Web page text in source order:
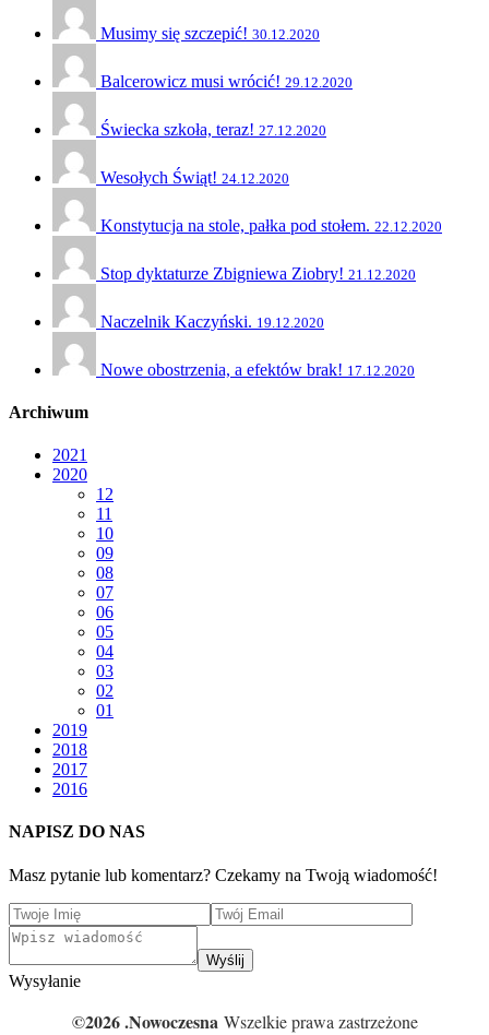
Musimy się szczepić! 30.12.2020
Balcerowicz musi wrócić! 29.12.2020
Świecka szkoła, teraz! 27.12.2020
Wesołych Świąt! 24.12.2020
Konstytucja na stole, pałka pod stołem. 22.12.2020
Stop dyktaturze Zbigniewa Ziobry! 21.12.2020
Naczelnik Kaczyński. 19.12.2020
Nowe obostrzenia, a efektów brak! 17.12.2020
Archiwum
2021
2020
12
11
10
09
08
07
06
05
04
03
02
01
2019
2018
2017
2016
NAPISZ DO NAS
Masz pytanie lub komentarz? Czekamy na Twoją wiadomość!
Wyślij
Wysyłanie
©2026 .Nowoczesna Wszelkie prawa zastrzeżone